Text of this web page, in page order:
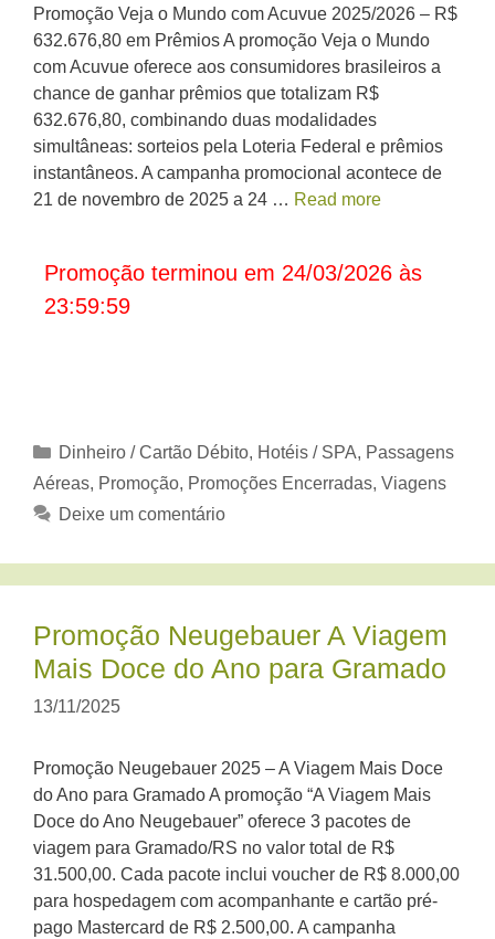
Promoção Veja o Mundo com Acuvue 2025/2026 – R$
632.676,80 em Prêmios A promoção Veja o Mundo
com Acuvue oferece aos consumidores brasileiros a
chance de ganhar prêmios que totalizam R$
632.676,80, combinando duas modalidades
simultâneas: sorteios pela Loteria Federal e prêmios
instantâneos. A campanha promocional acontece de
21 de novembro de 2025 a 24 … Read more
Promoção terminou em 24/03/2026 às
23:59:59
Categorias
Dinheiro / Cartão Débito, Hotéis / SPA, Passagens
Aéreas, Promoção, Promoções Encerradas, Viagens
Deixe um comentário
Promoção Neugebauer A Viagem
Mais Doce do Ano para Gramado
13/11/2025
Promoção Neugebauer 2025 – A Viagem Mais Doce
do Ano para Gramado A promoção “A Viagem Mais
Doce do Ano Neugebauer” oferece 3 pacotes de
viagem para Gramado/RS no valor total de R$
31.500,00. Cada pacote inclui voucher de R$ 8.000,00
para hospedagem com acompanhante e cartão pré-
pago Mastercard de R$ 2.500,00. A campanha